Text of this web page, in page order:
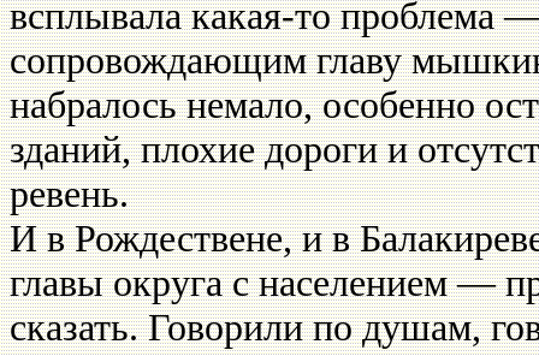
всплывала какая-то проблема
сопровождающим главу
набралось немало, особенно
зданий, плохие дороги и
ревень.
И в Рождествене, и в
главы окру­га с населением —
сказать. Говорили по душам,